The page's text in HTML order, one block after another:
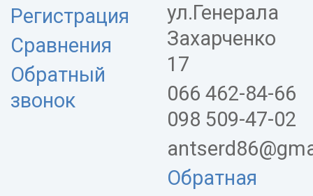
Регистрация
Сравнения
Обратный
звонок
ул.Генерала
Захарченко
17
066 462-84-66
098 509-47-02
Обратная